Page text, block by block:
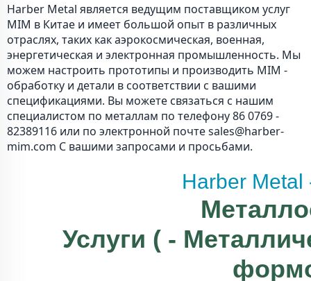
Harber Metal является ведущим поставщиком услуг
MIM в Китае и имеет большой опыт в различных
отраслях, таких как аэрокосмическая, военная,
энергетическая и электронная промышленность. Мы
можем настроить прототипы и производить MIM -
обработку и детали в соответствии с вашими
спецификациями. Вы можете связаться с нашим
специалистом по металлам по телефону 86 0769 -
82389116 или по электронной почте sales@harber-
mim.com С вашими запросами и просьбами.
Harber
Услуги ( -